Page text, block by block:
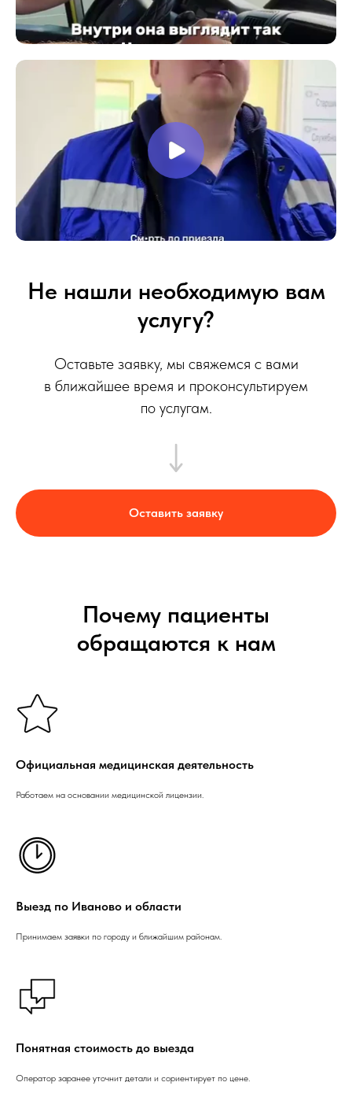
Не нашли необходимую вам
услугу?
Оставьте заявку, мы свяжемся с вами
в ближайшее время и проконсультируем
по услугам.
Оставить заявку
Почему пациенты
обращаются к нам
Официальная медицинская деятельность
Работаем на основании медицинской лицензии.
Выезд по Иваново и области
Принимаем заявки по городу и ближайшим районам.
Понятная стоимость до выезда
Оператор заранее уточнит детали и сориентирует по цене.